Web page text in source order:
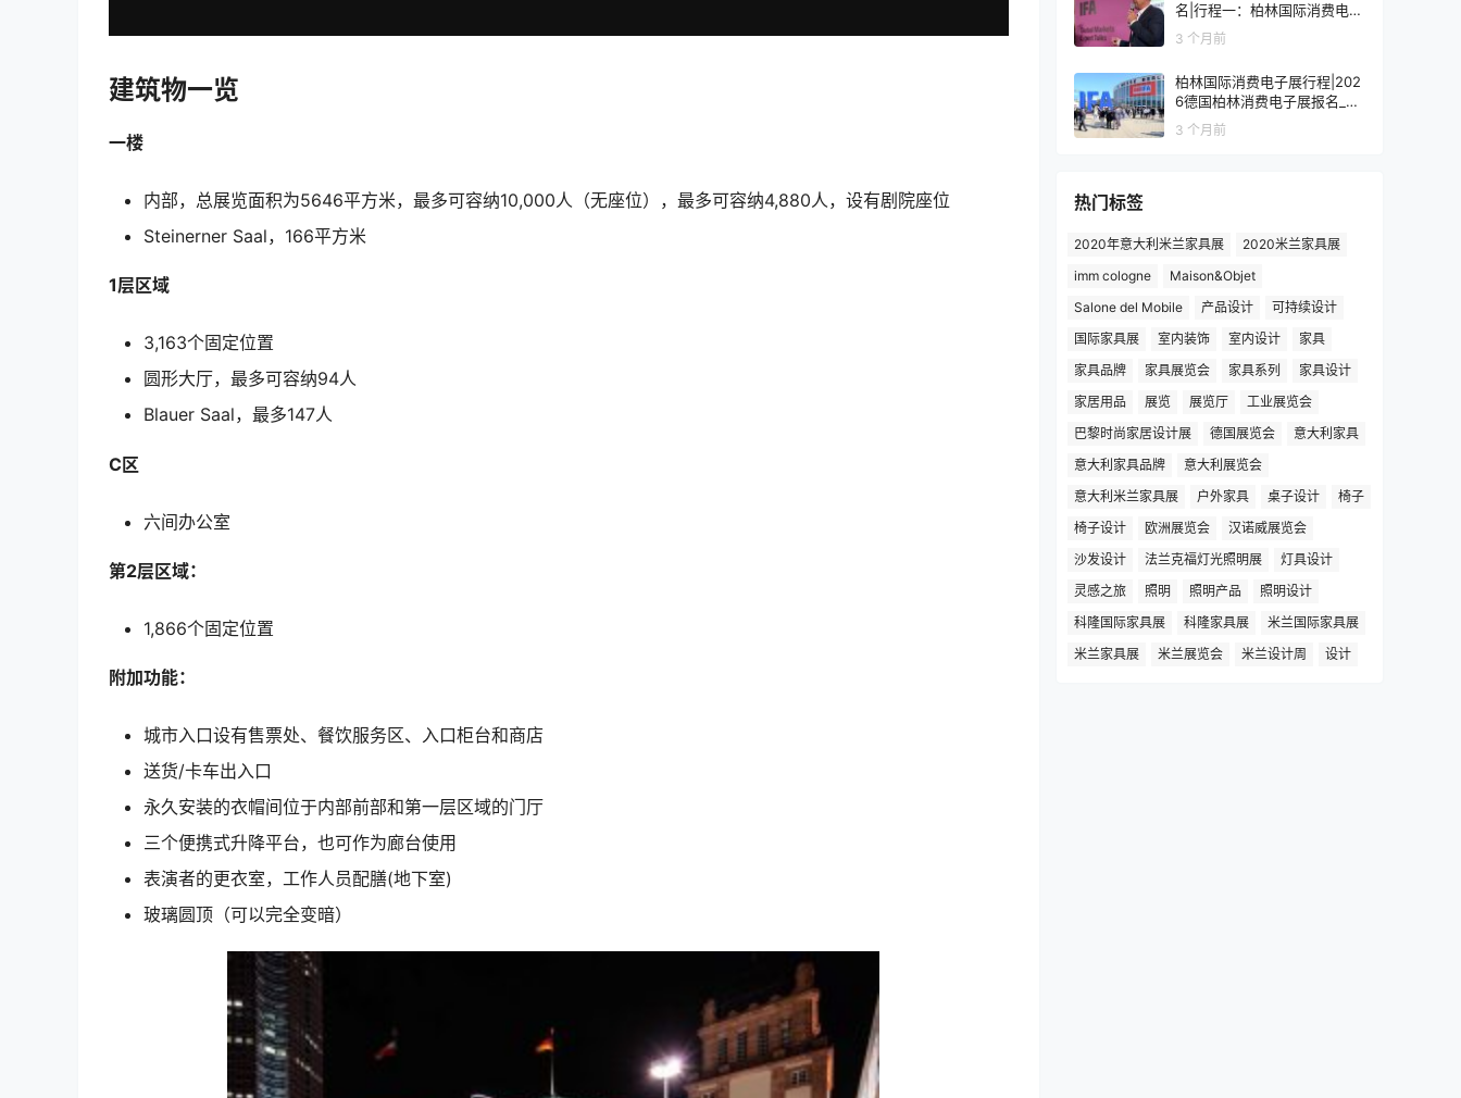
建筑物一览
一楼
内部，总展览面积为5646平方米，最多可容纳10,000人（无座位），最多可容纳4,880人，设有剧院座位
Steinerner Saal，166平方米
1层区域
3,163个固定位置
圆形大厅，最多可容纳94人
Blauer Saal，最多147人
C区
六间办公室
第2层区域：
1,866个固定位置
附加功能：
城市入口设有售票处、餐饮服务区、入口柜台和商店
送货/卡车出入口
永久安装的衣帽间位于内部前部和第一层区域的门厅
三个便携式升降平台，也可作为廊台使用
表演者的更衣室，工作人员配膳(地下室)
玻璃圆顶（可以完全变暗）
名|行程一：柏林国际消费电子
展观展7天
3 个月前
柏林国际消费电子展行程|202
6德国柏林消费电子展报名_价
格_门票_签证
3 个月前
热门标签
2020年意大利米兰家具展
2020米兰家具展
imm cologne
Maison&Objet
Salone del Mobile
产品设计
可持续设计
国际家具展
室内装饰 室内设计
家具
家具品牌
家具展览会 家具系列
家具设计
家居用品
展览 展览厅
工业展览会
巴黎时尚家居设计展
德国展览会
意大利家具
意大利家具品牌
意大利展览会
意大利米兰家具展
户外家具 桌子设计
椅子
椅子设计
欧洲展览会
汉诺威展览会
沙发设计
法兰克福灯光照明展
灯具设计
灵感之旅
照明 照明产品
照明设计
科隆国际家具展
科隆家具展
米兰国际家具展
米兰家具展
米兰展览会 米兰设计周 设计